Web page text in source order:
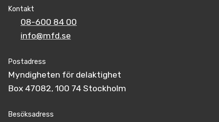
Kontakt
08-600 84 00
info@mfd.se
Postadress
Myndigheten för delaktighet
Box 47082, 100 74 Stockholm
Besöksadress